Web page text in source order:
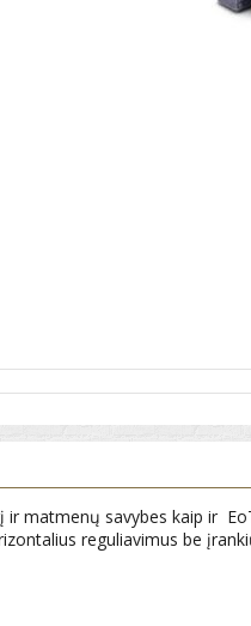
matmenų savybes kaip ir
reguliavimus be